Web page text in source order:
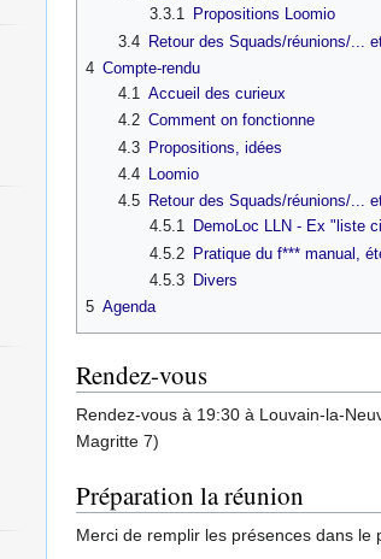
3.3.1 Propositions Loomio
3.4
Retour des Squads/réunions/...
4 Compte-rendu
4.1 Accueil des curieux
4.2 Comment on fonctionne
4.3
Propositions, idées
4.4
Loomio
4.5
Retour des Squads/réunions/...
4.5.1 DemoLoc LLN - Ex "liste
4.5.2 Pratique du f*** manual,
4.5.3 Divers
5 Agenda
Rendez-vous
Rendez-vous à 19:30 à Louvain-la-
Magritte 7)
Préparation la réunion
Merci de remplir les présences dans le